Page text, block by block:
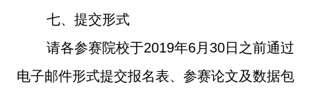
七、提交形式
请各参赛院校于2019年6月 30日之前通过
电子邮件形式提交报名表、参赛论文及数据包